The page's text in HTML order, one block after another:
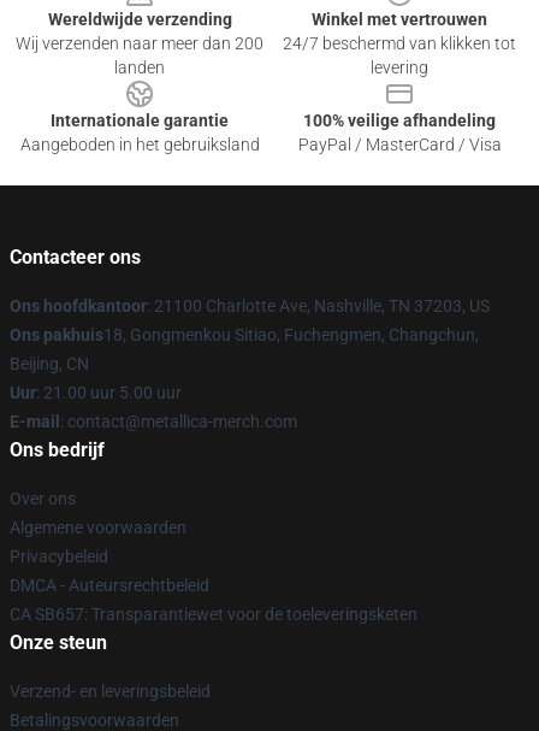
Wereldwijde verzending
Wij verzenden naar meer dan 200
landen
Winkel met vertrouwen
24/7 beschermd van klikken tot
levering
Internationale garantie
Aangeboden in het gebruiksland
100% veilige afhandeling
PayPal / MasterCard / Visa
Contacteer ons
Ons hoofdkantoor: 21100 Charlotte Ave, Nashville, TN 37203, US
Ons pakhuis18, Gongmenkou Sitiao, Fuchengmen, Changchun,
Beijing, CN
Uur: 21.00 uur 5.00 uur
E-mail : contact@metallica-merch.com
Ons bedrijf
Over ons
Algemene voorwaarden
Privacybeleid
DMCA - Auteursrechtbeleid
CA SB657: Transparantiewet voor de toeleveringsketen
Onze steun
Verzend- en leveringsbeleid
Betalingsvoorwaarden